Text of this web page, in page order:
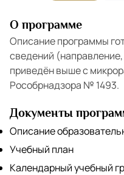
О программе
Описание программы
сведений
приведён выше с
Рособрнадзора № 1493.
Документы
Описание
Учебный план
Календарный учебный